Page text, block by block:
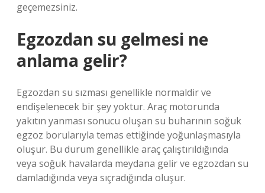
geçemezsiniz.
Egzozdan su gelmesi ne
anlama gelir?
Egzozdan su sızması genellikle normaldir ve
endişelenecek bir şey yoktur. Araç motorunda
yakıtın yanması sonucu oluşan su buharının soğuk
egzoz borularıyla temas ettiğinde yoğunlaşmasıyla
oluşur. Bu durum genellikle araç çalıştırıldığında
veya soğuk havalarda meydana gelir ve egzozdan su
damladığında veya sıçradığında oluşur.